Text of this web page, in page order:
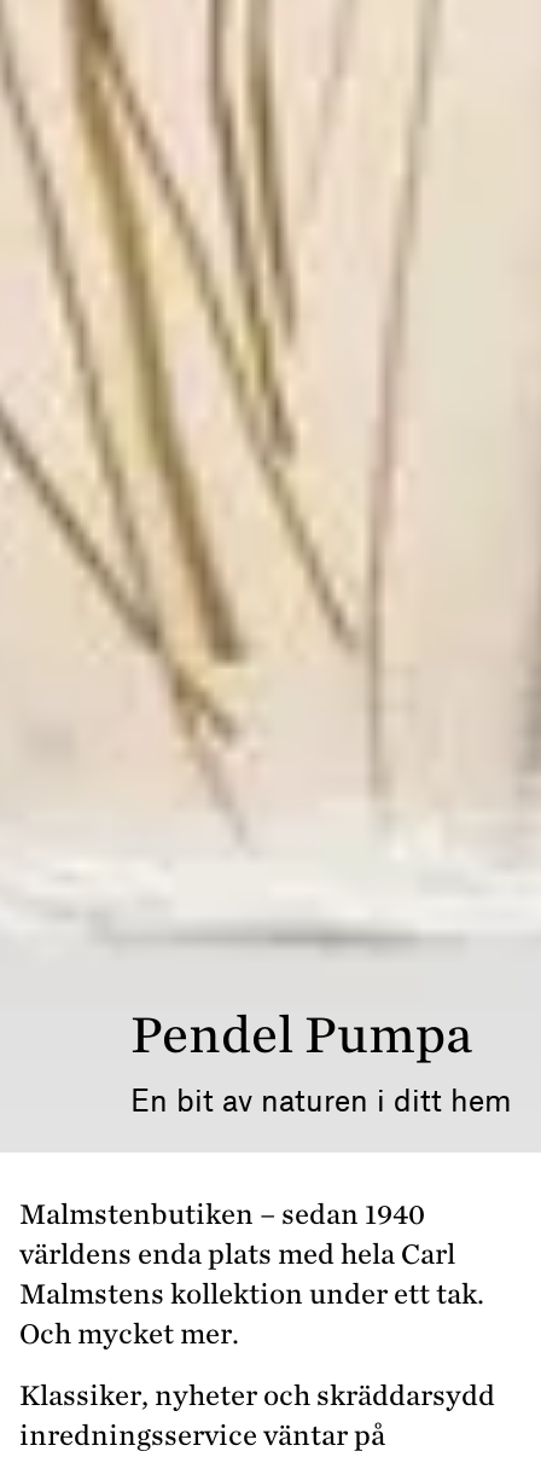
Pendel Pumpa
En bit av naturen i ditt hem
Malmstenbutiken – sedan 1940
världens enda plats med hela Carl
Malmstens­ kollektion under ett tak.
Och mycket mer.
Klassiker, nyheter och skräddarsydd
inredningsservice väntar på